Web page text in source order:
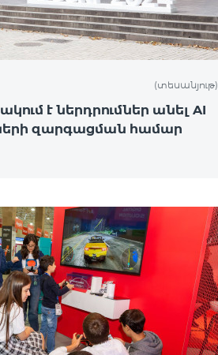
(տեսանյութ)
է ներդրումներ անել AI
զարգացման համար